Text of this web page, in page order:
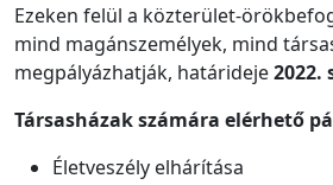
Ezeken felül a közterület-
mind magánszemélyek, mind
megpályázhatják, határideje2022.
Társasházak számára elérhető
Életveszély elhárítása